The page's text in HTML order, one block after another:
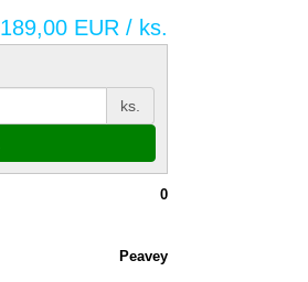
189,00 EUR / ks.
ks.
0
Peavey